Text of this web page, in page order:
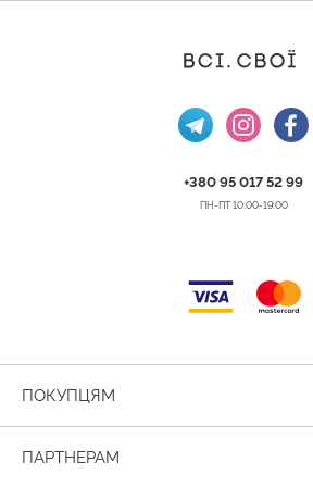
+380 95 017 52 99
ПН-ПТ 10:00-19:00
ПОКУПЦЯМ
ПАРТНЕРАМ